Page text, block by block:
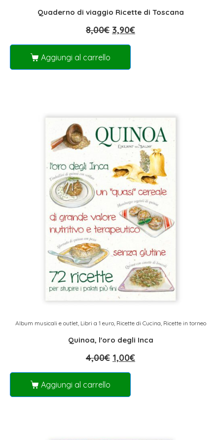
Quaderno di viaggio Ricette di Toscana
8,00€ 3,90€
Aggiungi al carrello
Album musicali e outlet, Libri a 1 euro, Ricette di Cucina Ricette in torneo
Quinoa, l'oro degli Inca
4,00€ 1,00€
Aggiungi al carrello